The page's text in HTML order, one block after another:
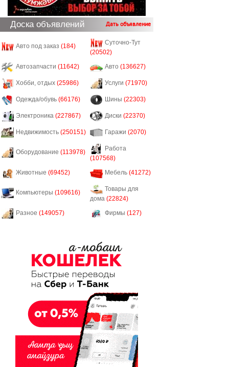
Доска объявлений Дать объявление
Авто под заказ (184)
Суточно-Тут
(20502)
Автозапчасти (11642) Авто (136627)
Хобби, отдых (25986) Услуги (71970)
Одежда/обувь (66176) Шины (22303)
Электроника (227867) Диски (22370)
Недвижимость (250151) Гаражи (2070)
Оборудование (113978)
Работа
(107568)
Животные (69452) Мебель (41272)
Компьютеры (109616)
Товары для
дома (22824)
Разное (149057) Фирмы (127)